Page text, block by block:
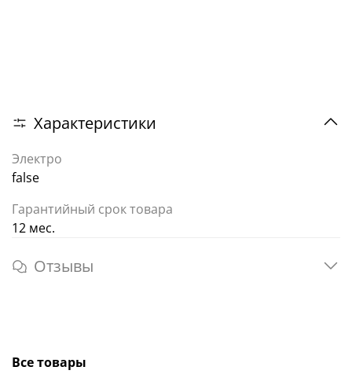
Характеристики
Электро
false
Гарантийный срок товара
12 мес.
Отзывы
Все товары